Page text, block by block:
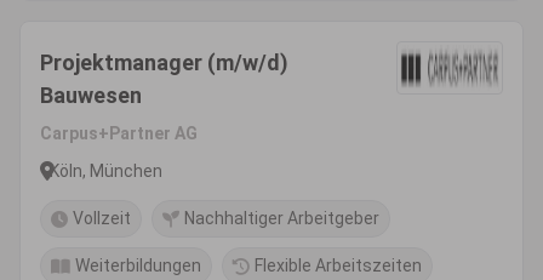
Projektmanager (m/w/d)
Bauwesen
Carpus+Partner AG
Köln, München
Vollzeit Nachhaltiger Arbeitgeber
Weiterbildungen Flexible Arbeitszeiten